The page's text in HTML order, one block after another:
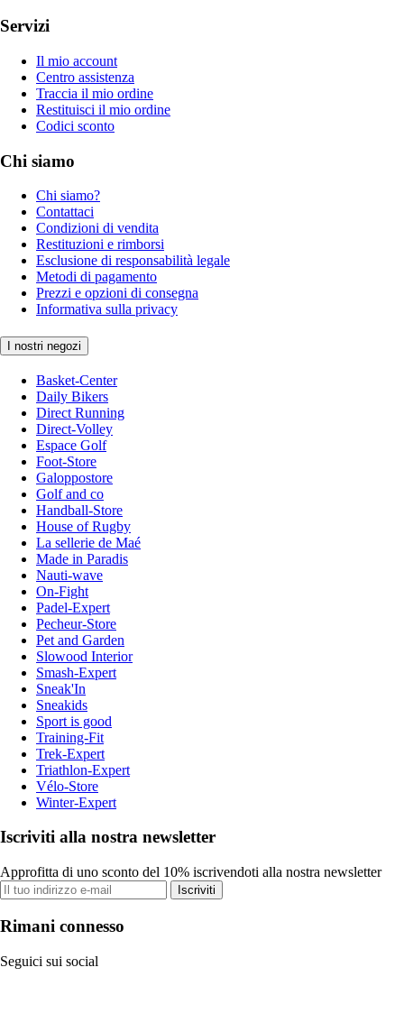
Servizi
Il mio account
Centro assistenza
Traccia il mio ordine
Restituisci il mio ordine
Codici sconto
Chi siamo
Chi siamo?
Contattaci
Condizioni di vendita
Restituzioni e rimborsi
Esclusione di responsabilità legale
Metodi di pagamento
Prezzi e opzioni di consegna
Informativa sulla privacy
I nostri negozi
Basket-Center
Daily Bikers
Direct Running
Direct-Volley
Espace Golf
Foot-Store
Galoppostore
Golf and co
Handball-Store
House of Rugby
La sellerie de Maé
Made in Paradis
Nauti-wave
On-Fight
Padel-Expert
Pecheur-Store
Pet and Garden
Slowood Interior
Smash-Expert
Sneak'In
Sneakids
Sport is good
Training-Fit
Trek-Expert
Triathlon-Expert
Vélo-Store
Winter-Expert
Iscriviti alla nostra newsletter
Approfitta di uno sconto del 10% iscrivendoti alla nostra newsletter
Iscriviti
Rimani connesso
Seguici sui social